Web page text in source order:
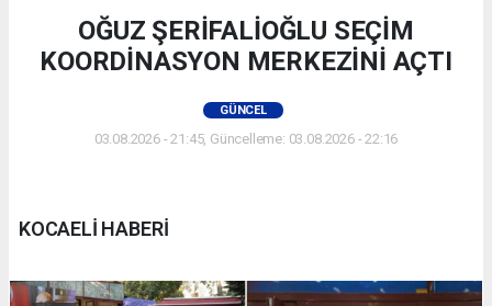
OĞUZ ŞERİFALİOĞLU SEÇİM
KOORDİNASYON MERKEZİNİ AÇTI
GÜNCEL
03.08.2026 - 21:45, Güncelleme: 03.08.2026 - 22:16
KOCAELİ HABERİ